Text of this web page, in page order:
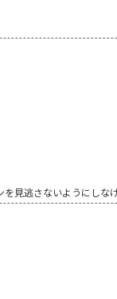
見逃さないようにしな